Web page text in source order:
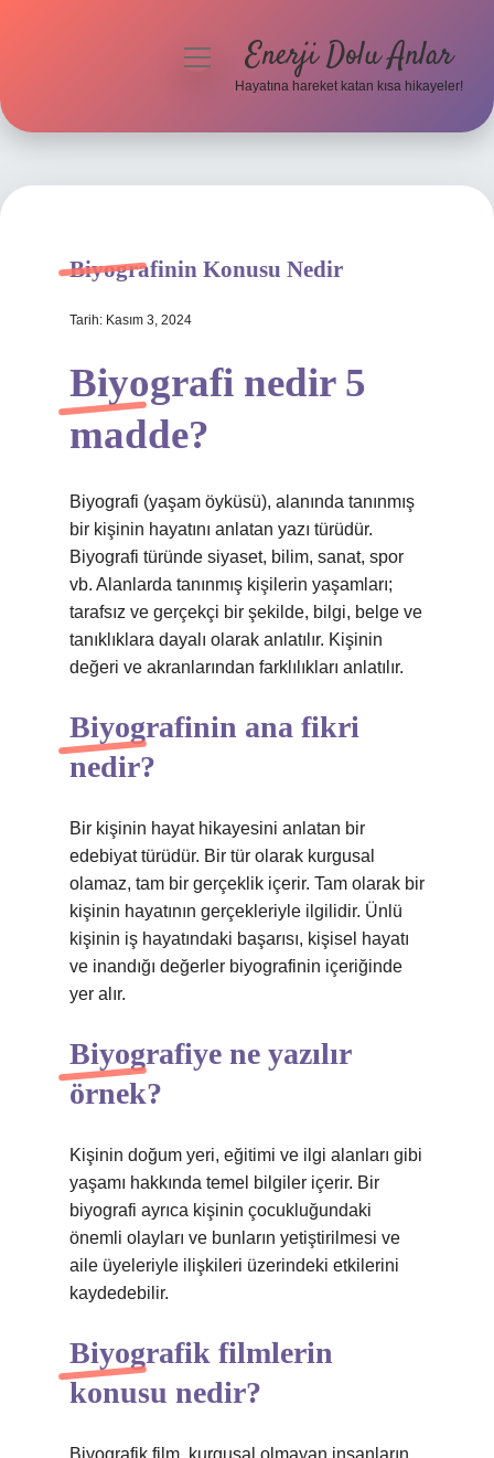
Hakkımızda
menüyüEnerji Dolu Anlar
Hayatına hareket katan kısa hikayeler!
Biyografinin Konusu Nedir
Tarih: Kasım 3, 2024
Biyografi nedir 5
madde?
Biyografi (yaşam öyküsü), alanında tanınmış
bir kişinin hayatını anlatan yazı türüdür.
Biyografi türünde siyaset, bilim, sanat, spor
vb. Alanlarda tanınmış kişilerin yaşamları;
tarafsız ve gerçekçi bir şekilde, bilgi, belge ve
tanıklıklara dayalı olarak anlatılır. Kişinin
değeri ve akranlarından farklılıkları anlatılır.
Biyografinin ana fikri
nedir?
Bir kişinin hayat hikayesini anlatan bir
edebiyat türüdür. Bir tür olarak kurgusal
olamaz, tam bir gerçeklik içerir. Tam olarak bir
kişinin hayatının gerçekleriyle ilgilidir. Ünlü
kişinin iş hayatındaki başarısı, kişisel hayatı
ve inandığı değerler biyografinin içeriğinde
yer alır.
Biyografiye ne yazılır
örnek?
Kişinin doğum yeri, eğitimi ve ilgi alanları gibi
yaşamı hakkında temel bilgiler içerir. Bir
biyografi ayrıca kişinin çocukluğundaki
önemli olayları ve bunların yetiştirilmesi ve
aile üyeleriyle ilişkileri üzerindeki etkilerini
kaydedebilir.
Biyografik filmlerin
konusu nedir?
Biyografik film, kurgusal olmayan insanların